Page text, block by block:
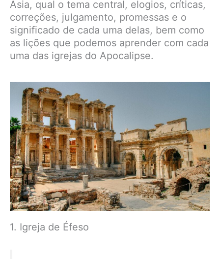
Ásia, qual o tema central, elogios, críticas,
correções, julgamento, promessas e o
significado de cada uma delas, bem como
as lições que podemos aprender com cada
uma das igrejas do Apocalipse.
1. Igreja de Éfeso